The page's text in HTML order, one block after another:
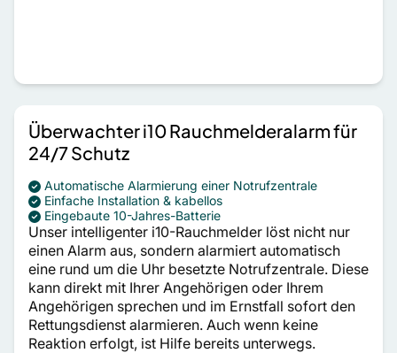
Überwachter i10 Rauchmelderalarm für
24/7 Schutz
Automatische Alarmierung einer Notrufzentrale
Einfache Installation & kabellos
Eingebaute 10-Jahres-Batterie
Unser intelligenter i10-Rauchmelder löst nicht nur
einen Alarm aus, sondern alarmiert automatisch
eine rund um die Uhr besetzte Notrufzentrale. Diese
kann direkt mit Ihrer Angehörigen oder Ihrem
Angehörigen sprechen und im Ernstfall sofort den
Rettungsdienst alarmieren. Auch wenn keine
Reaktion erfolgt, ist Hilfe bereits unterwegs.